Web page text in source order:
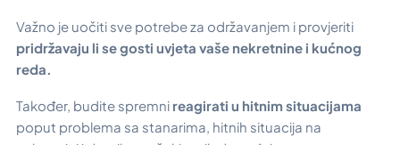
Važno je uočiti sve potrebe za održavanjem i provjeriti
pridržavaju li se gosti uvjeta vaše nekretnine i kućnog
reda.
Također, budite spremni reagirati u hitnim situacijama
poput problema sa stanarima, hitnih situacija na